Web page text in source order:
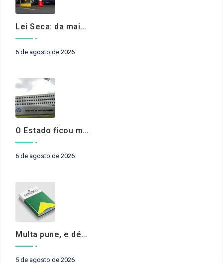
Lei Seca: da maioridade à maturidade
6 de agosto de 2026
O Estado ficou mais complexo. O controle precisa acompanhar
6 de agosto de 2026
Multa pune, e débito recompõe. § 3º do art. 71 da Constituição: um problema de legística formal
5 de agosto de 2026